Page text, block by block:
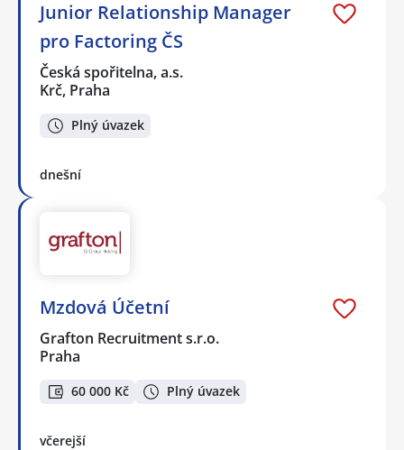
Junior Relationship Manager
pro Factoring ČS
Česká spořitelna, a.s.
Krč, Praha
Plný úvazek
dnešní
Mzdová Účetní
Grafton Recruitment s.r.o.
Praha
60 000 Kč Plný úvazek
včerejší